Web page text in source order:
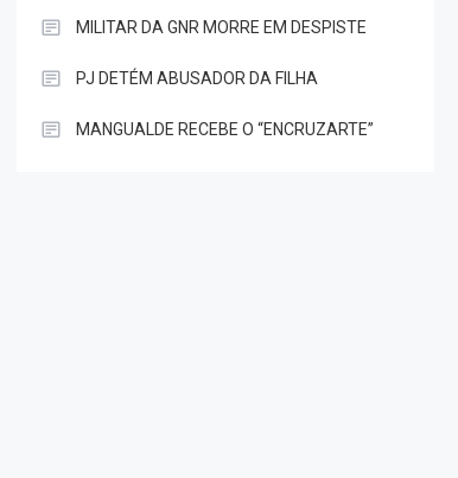
MILITAR DA GNR MORRE EM DESPISTE
PJ DETÉM ABUSADOR DA FILHA
MANGUALDE RECEBE O “ENCRUZARTE”